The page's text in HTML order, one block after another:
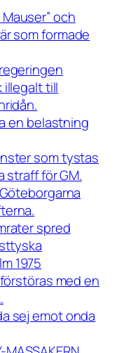
och
som formade
illegalt till
en belastning
som tystas
straff för GM.
spred
1975
med en
sej emot onda